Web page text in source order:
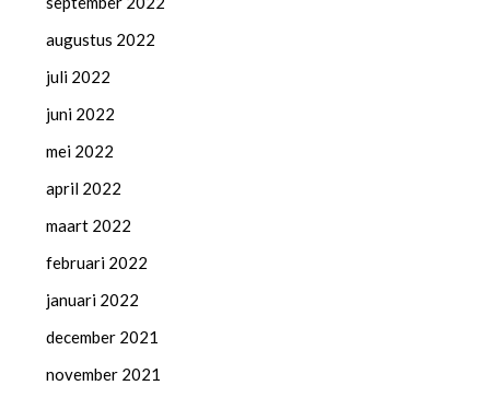
augustus 2022
juli 2022
juni 2022
mei 2022
april 2022
maart 2022
februari 2022
januari 2022
december 2021
november 2021